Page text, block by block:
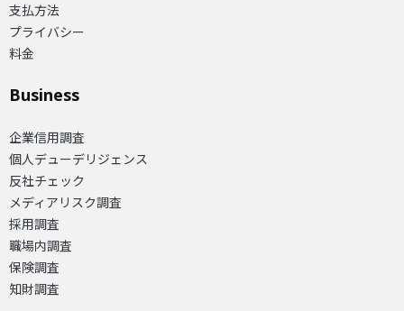
支払方法
プライバシー
料金
Business
企業信用調査
個人デューデリジェンス
反社チェック
メディアリスク調査
採用調査
職場内調査
保険調査
知財調査